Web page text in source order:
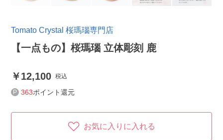
Tomato Crystal 桜瑪瑙専門店
【一点もの】桜瑪瑙 立体彫刻 鹿
12,100 税込
363ポイント還元
お気に入りに入れる